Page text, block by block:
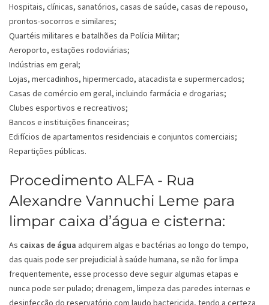
Hospitais, clínicas, sanatórios, casas de saúde, casas de repouso,
prontos-socorros e similares;
Quartéis militares e batalhões da Polícia Militar;
Aeroporto, estações rodoviárias;
Indústrias em geral;
Lojas, mercadinhos, hipermercado, atacadista e supermercados;
Casas de comércio em geral, incluindo farmácia e drogarias;
Clubes esportivos e recreativos;
Bancos e instituições financeiras;
Edifícios de apartamentos residenciais e conjuntos comerciais;
Repartições públicas.
Procedimento ALFA - Rua
Alexandre Vannuchi Leme para
limpar caixa d’água e cisterna:
As caixas de água adquirem algas e bactérias ao longo do tempo,
das quais pode ser prejudicial à saúde humana, se não for limpa
frequentemente, esse processo deve seguir algumas etapas e
nunca pode ser pulado; drenagem, limpeza das paredes internas e
desinfecção do reservatório com laudo bactericida, tendo a certeza